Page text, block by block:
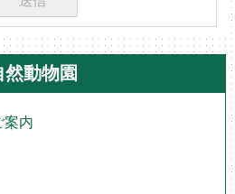
然動物園
案内